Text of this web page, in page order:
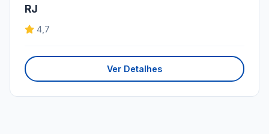
RJ
4,7
Ver Detalhes